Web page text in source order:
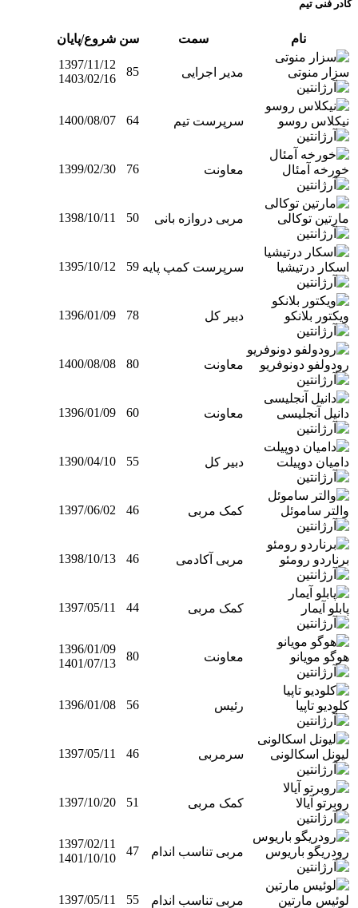
کادر فنی تیم
نام سمت سن شروع/پایان
سزار منوتی مدیر اجرایی 85
1397/11/12
1403/02/16
نیکلاس روسو سرپرست تیم 64
1400/08/07
خورخه آمئال معاونت 76
1399/02/30
مارتین توکالی مربی دروازه بانی 50
1398/10/11
اسکار درتیشیا سرپرست کمپ پایه 59
1395/10/12
ویکتور بلانکو دبیر کل 78
1396/01/09
رودولفو دونوفریو معاونت 80
1400/08/08
دانیل آنجلیسی معاونت 60
1396/01/09
دامیان دوپیلت دبیر کل 55
1390/04/10
والتر ساموئل کمک مربی 46
1397/06/02
برناردو رومئو مربی آکادمی 46
1398/10/13
پابلو آیمار کمک مربی 44
1397/05/11
هوگو مویانو معاونت 80
1396/01/09
1401/07/13
کلودیو تاپیا رئيس 56
1396/01/08
لیونل اسکالونی سرمربی 46
1397/05/11
روبرتو آیالا کمک مربی 51
1397/10/20
رودریگو باریوس مربی تناسب اندام 47
1397/02/11
1401/10/10
لوئیس مارتین مربی تناسب اندام 55
1397/05/11